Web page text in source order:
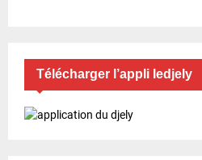
a
t
i
Télécharger l’appli ledjely